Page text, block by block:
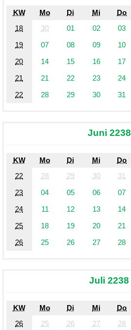
KW Mo Di Mi Do
18
30 01 02 03
19
07 08 09 10
20
14 15 16 17
21
21 22 23 24
22
28 29 30 31
Juni 2238
KW Mo Di Mi Do
22
28 29 30 31
23
04 05 06 07
24
11 12 13 14
25
18 19 20 21
26
25 26 27 28
Juli 2238
KW Mo Di Mi Do
26
25 26 27 28